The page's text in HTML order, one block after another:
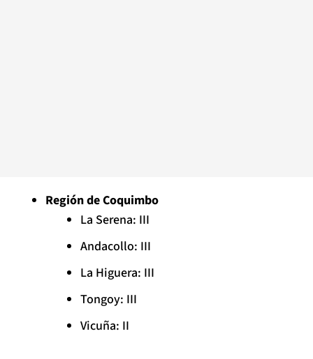
Región de Coquimbo
La Serena: III
Andacollo: III
La Higuera: III
Tongoy: III
Vicuña: II